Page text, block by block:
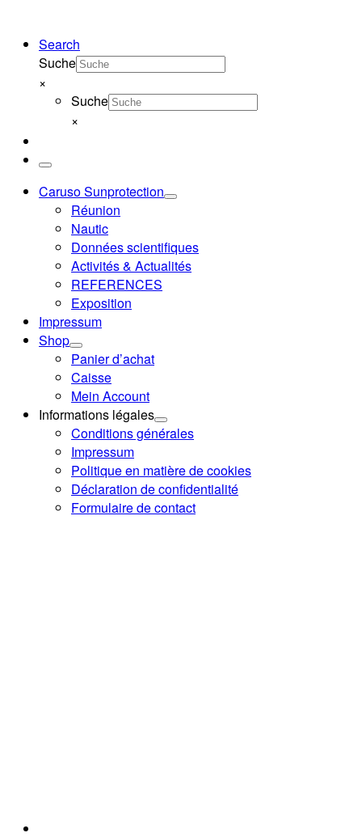
Search
Suche
×
Suche
×
Menu
Caruso Sunprotection
Réunion
Nautic
Données scientifiques
Activités & Actualités
REFERENCES
Exposition
Impressum
Shop
Panier d’achat
Caisse
Mein Account
Informations légales
Conditions générales
Impressum
Politique en matière de cookies
Déclaration de confidentialité
Formulaire de contact